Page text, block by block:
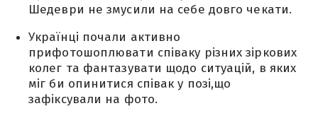
Шедеври не змусили на себе довго чекати.
Українці почали активно
прифотошоплювати співаку різних зіркових
колег та фантазувати щодо ситуацій, в яких
міг би опинитися співак у позі,що
зафіксували на фото.